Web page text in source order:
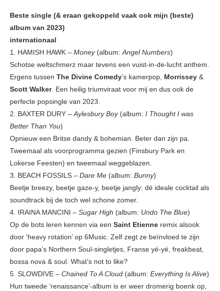
Beste single (& eraan gekoppeld vaak ook mijn (beste)
album van 2023)
internationaal
1. HAMISH HAWK – Money(album:Angel Numbers)
Schotse weltschmerz maar tevens een vuist-in-de-lucht anthem.
Ergens tussen The Divine Comedy’s kamerpop, Morrissey &
Scott Walker. Een heilig triumviraat voor mij en dus ook de
perfecte popsingle van 2023.
2. BAXTER DURY –Aylesbury Boy (album: I Thought I was
Better Than You)
Opnieuw een Britse dandy & bohemian. Beter dan zijn pa.
Tweemaal als voorprogramma gezien (Finsbury Park en
Lokerse Feesten) en tweemaal weggeblazen.
3. BEACH FOSSILS – Dare Me (album: Bunny)
Beetje breezy, beetje gaze-y, beetje jangly: dé ideale cocktail als
soundtrack bij de toch wel schone zomer.
4. IRAINA MANCINI – Sugar High (album: Undo The Blue)
Op de bots leren kennen via een Saint Etienne remix alsook
door ‘heavy rotation’ op 6Music. Zelf zegt ze beïnvloed te zijn
door papa’s Northern Soul-singletjes, Franse yé-yé, freakbeat,
bossa nova & soul. What’s not to like?
5. SLOWDIVE – Chained To A Cloud (album: Everything Is Alive)
Hun tweede ‘renaissance’-album is er weer dromerig boenk op,